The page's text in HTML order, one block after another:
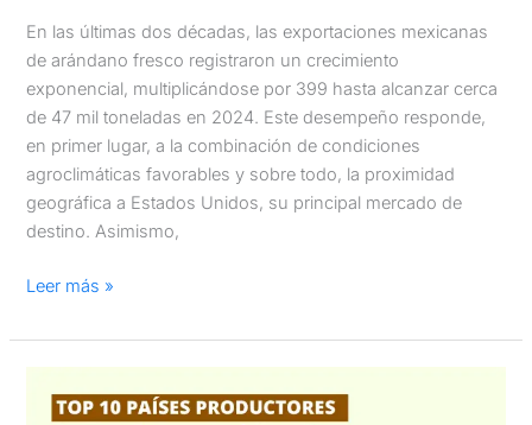
En las últimas dos décadas, las exportaciones mexicanas
de arándano fresco registraron un crecimiento
exponencial, multiplicándose por 399 hasta alcanzar cerca
de 47 mil toneladas en 2024. Este desempeño responde,
en primer lugar, a la combinación de condiciones
agroclimáticas favorables y sobre todo, la proximidad
geográfica a Estados Unidos, su principal mercado de
destino. Asimismo,
Leer más »